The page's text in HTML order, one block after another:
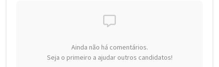
Ainda não há comentários.
Seja o primeiro a ajudar outros candidatos!